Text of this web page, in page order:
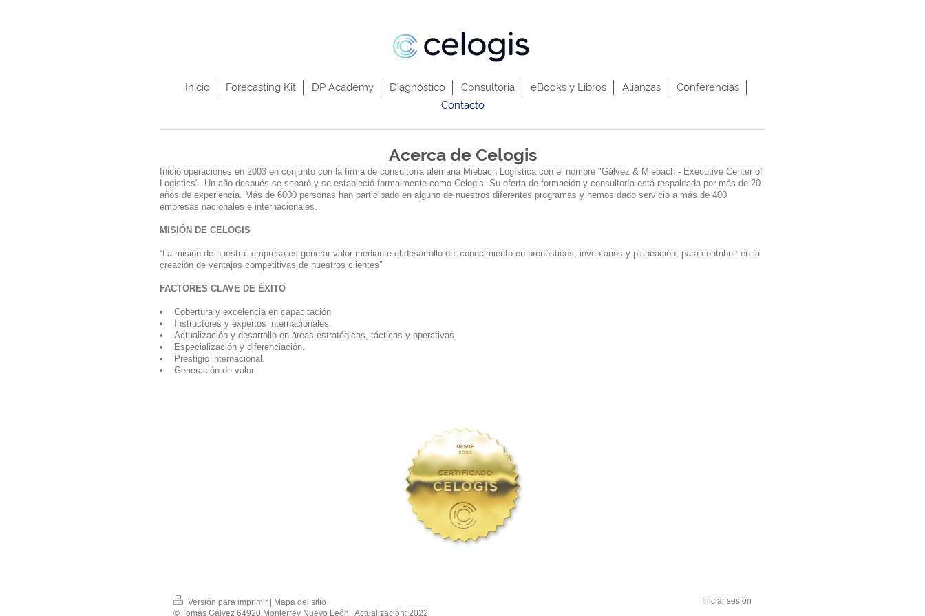
Inicio Forecasting Kit DP Academy Diagnóstico Consultoria eBooks y Libros Alianzas
Conferencias
Contacto
Acerca de Celogis
Inició operaciones en 2003 en conjunto con la firma de consultoría alemana Miebach Logística con el nombre "Gálvez & Miebach ‐ Executive Center of
Logistics". Un año después se separó y se estableció formalmente como Celogis. Su oferta de formación y consultoría está respaldada por más de 20
años de experiencia. Más de 6000 personas han participado en alguno de nuestros diferentes programas y hemos dado servicio a más de 400
empresas nacionales e internacionales.
MISIÓN DE CELOGIS
“La misión de nuestra empresa es generar valor mediante el desarrollo del conocimiento en pronósticos, inventarios y planeación, para contribuir en la
creación de ventajas competitivas de nuestros clientes”
FACTORES CLAVE DE ÉXITO
• Cobertura y excelencia en capacitación
• Instructores y expertos internacionales.
• Actualización y desarrollo en áreas estratégicas, tácticas y operativas.
• Especialización y diferenciación.
• Prestigio internacional.
• Generación de valor
Versión para imprimir | Mapa del sitio
© Tomás Gálvez 64920 Monterrey Nuevo León | Actualización: 2022
Iniciar sesión